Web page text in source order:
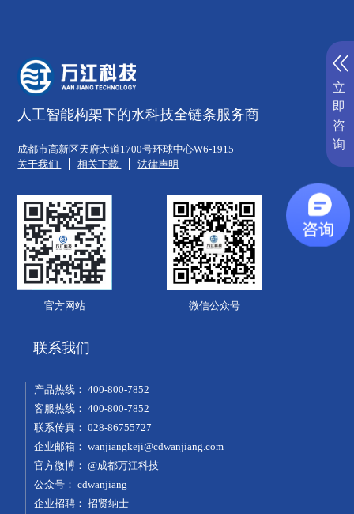
立
即
咨
询
人工智能构架下的水科技全链条服务商
成都市高新区天府大道1700号环球中心W6-1915
关于我们
相关下载 法律声明
官方网站 微信公众号
联系我们
产品热线：400-800-7852
客服热线：400-800-7852
联系传真：028-86755727
企业邮箱：wanjiangkeji@cdwanjiang.com
官方微博：@成都万江科技
公众号：cdwanjiang
企业招聘：招贤纳士